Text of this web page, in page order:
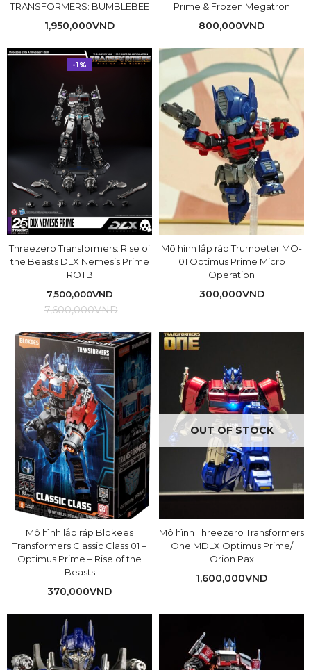
TRANSFORMERS: BUMBLEBEE
1,950,000VND
Prime & Frozen Megatron
800,000VND
-1%
Threezero Transformers: Rise of
the Beasts DLX Nemesis Prime
ROTB
7,500,000VND
7,600,000VND
Mô hình lắp ráp Trumpeter MO-
01 Optimus Prime Micro
Operation
300,000VND
Mô hình lắp ráp Blokees
Transformers Classic Class 01 –
Optimus Prime – Rise of the
Beasts
370,000VND
OUT OF STOCK
Mô hình Threezero Transformers
One MDLX Optimus Prime/
Orion Pax
1,600,000VND